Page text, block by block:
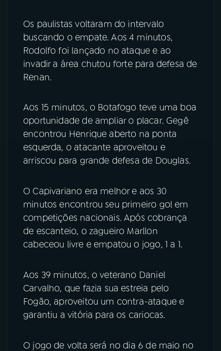
Os paulistas voltaram do intervalo
buscando o empate. Aos 4 minutos,
Rodolfo foi lançado no ataque e ao
invadir a área chutou forte para defesa de
Renan.
Aos 15 minutos, o Botafogo teve uma boa
oportunidade de ampliar o placar. Gegê
encontrou Henrique aberto na ponta
esquerda, o atacante aproveitou e
arriscou para grande defesa de Douglas.
O Capivariano era melhor e aos 30
minutos encontrou seu primeiro gol em
competições nacionais. Após cobrança
de escanteio, o zagueiro Marllon
cabeceou livre e empatou o jogo, 1 a 1.
Aos 39 minutos, o veterano Daniel
Carvalho, que fazia sua estreia pelo
Fogão, aproveitou um contra-ataque e
garantiu a vitória para os cariocas.
O jogo de volta será no dia 6 de maio no